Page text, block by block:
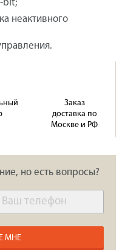
bit;
неактивного
Заказ
доставка по
Москве и РФ
но есть вопросы?
МНЕ